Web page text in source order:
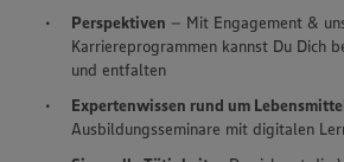
Perspektiven – Mit Engagement &
Karriereprogrammen kannst Du Dich
und entfalten
Expertenwissen rund um
Ausbildungsseminare mit digitalen